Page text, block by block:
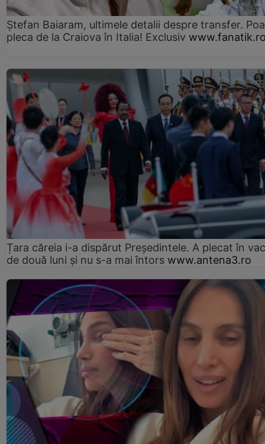
Ștefan Baiaram, ultimele detalii despre transfer.
pleca de la Craiova în Italia! Exclusiv
Țara căreia i-a dispărut Președintele. A plecat în
de două luni și nu s-a mai întors www.antena3.ro